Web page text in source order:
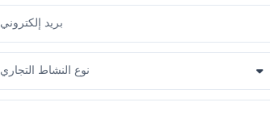
بريد إلكتروني
نوع النشاط التجاري